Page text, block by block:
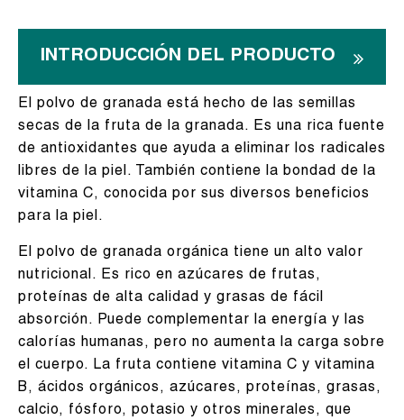
INTRODUCCIÓN DEL PRODUCTO
El polvo de granada está hecho de las semillas
secas de la fruta de la granada. Es una rica fuente
de antioxidantes que ayuda a eliminar los radicales
libres de la piel. También contiene la bondad de la
vitamina C, conocida por sus diversos beneficios
para la piel.
El polvo de granada orgánica tiene un alto valor
nutricional. Es rico en azúcares de frutas,
proteínas de alta calidad y grasas de fácil
absorción. Puede complementar la energía y las
calorías humanas, pero no aumenta la carga sobre
el cuerpo. La fruta contiene vitamina C y vitamina
B, ácidos orgánicos, azúcares, proteínas, grasas,
calcio, fósforo, potasio y otros minerales, que